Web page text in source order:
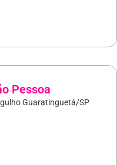
Pessoa
Guaratinguetá/SP